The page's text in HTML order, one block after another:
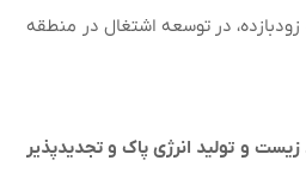
توسعه اشتغال در منطقه
انرژی پاک و تجدیدپذیر